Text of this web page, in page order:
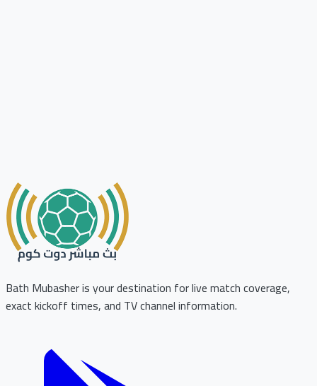
Bath Mubasher is your destination for live match coverage,
exact kickoff times, and TV channel information.